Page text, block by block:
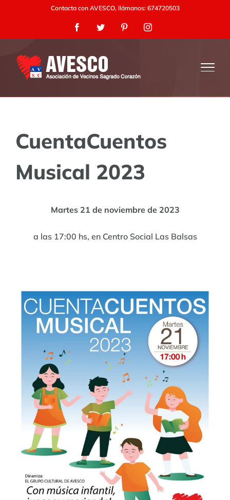
contenido
Contacta con AVESCO, llámanos: 674720503
FacebookTwitter PinterestInstagram
CuentaCuentos
Musical 2023
Martes 21 de noviembre de 2023
a las 17:00 hs, en Centro Social Las Balsas